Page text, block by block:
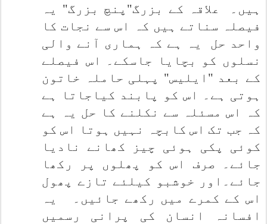
ہیں۔
علاقہ کے بزرگ"پنچ بزرگ" یہ
فیصلہ سناتے ہیں کہ اس سے نجات کا
واحد حل
یہ ہے کہ ہماری آنے والی
نسلوں کو بچایا جاسکے۔ اس فیصلے
کے بعد "ایلیس" پہلی حاملہ خاتون
ہوتی ہے۔ اس کو پابند کیاجاتا ہے
کہ اس مسئلہ سے نکلنے کا حل یہ ہے
کہ جب تک اس کابچہ نہیں ہوتا اس کو
کوئی پکی ہوئی چیز کھانے نادیا
جائے۔ صرف اس کو پھلوں پر رکھا
جائے۔اور خوشبو کیلئے تازے پھول
اس کے کمرے میں رکھے جائیں۔
یہ
افسانہ انسان کی پرانی رسمیں